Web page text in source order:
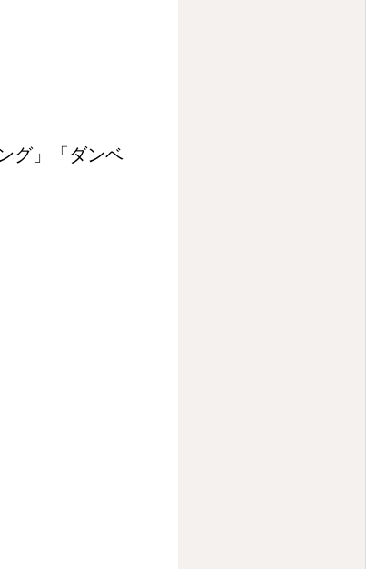
グ」「ダンベ